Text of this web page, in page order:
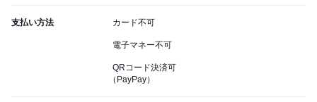
支払い方法 カード不可
電子マネー不可
QRコード決済可
（PayPay）